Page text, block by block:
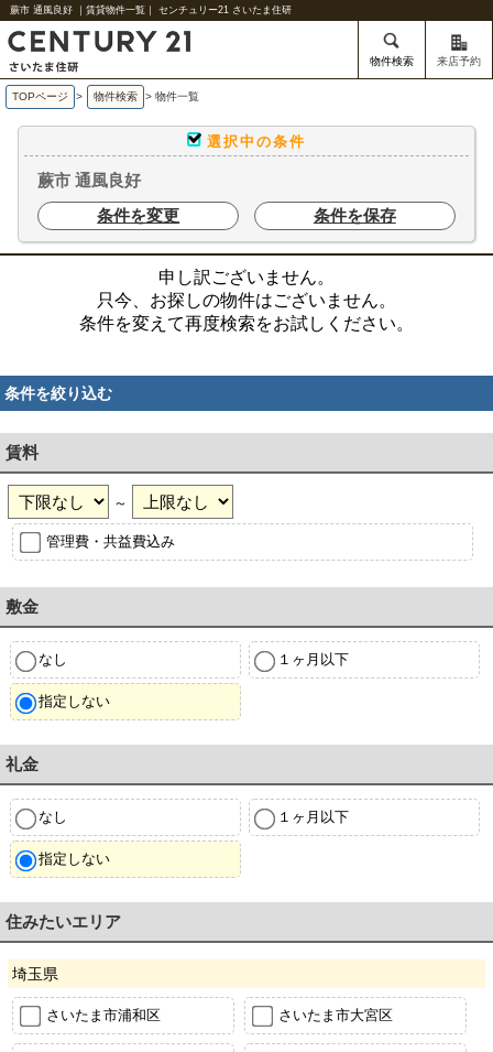
蕨市 通風良好 ｜賃貸物件一覧｜ センチュリー21 さいたま住研
物件検索 来店予約
TOPページ > 物件検索 > 物件一覧
選択中の条件
蕨市 通風良好
条件を変更
条件を保存
申し訳ございません。
只今、お探しの物件はございません。
条件を変えて再度検索をお試しください。
条件を絞り込む
賃料
～
管理費・共益費込み
敷金
なし １ヶ月以下
指定しない
礼金
なし １ヶ月以下
指定しない
住みたいエリア
埼玉県
さいたま市浦和区 さいたま市大宮区